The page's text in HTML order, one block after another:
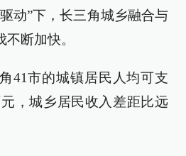
动”下，长三角城乡融合与
断加快。
41市的城镇居民人均可支
，城乡居民收入差距比远